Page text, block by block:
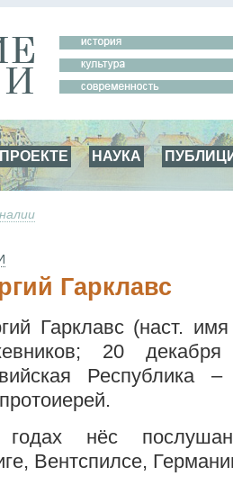
НАУКА
Гарклавс
Гарклавс (наст.
20
Республика
нёс
Вентспилсе,